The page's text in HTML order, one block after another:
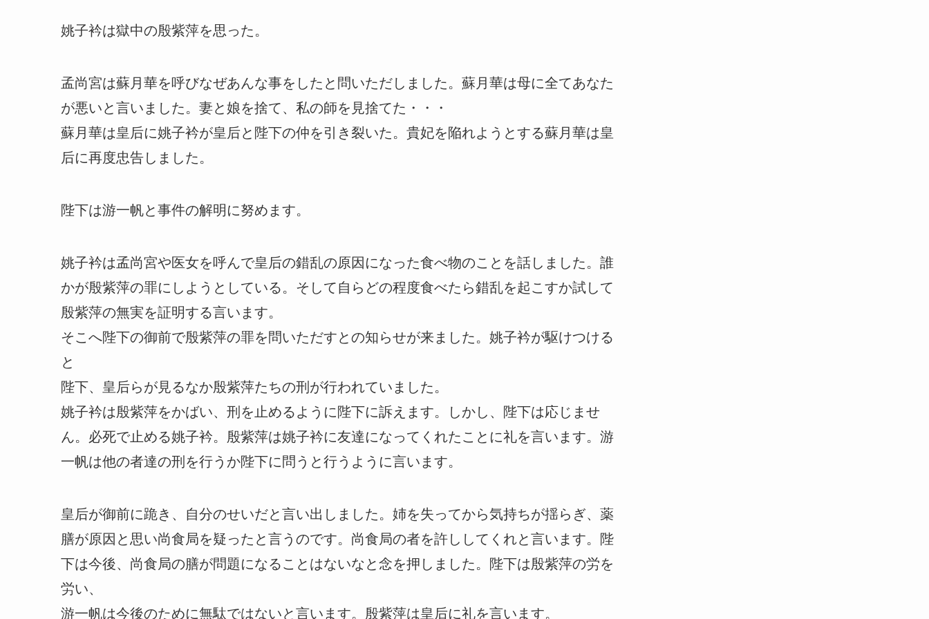
姚子衿は獄中の殷紫萍を思った。
孟尚宮は蘇月華を呼びなぜあんな事をしたと問いただしました。蘇月華は母に全てあなた
が悪いと言いました。妻と娘を捨て、私の師を見捨てた・・・
蘇月華は皇后に姚子衿が皇后と陛下の仲を引き裂いた。貴妃を陥れようとする蘇月華は皇
后に再度忠告しました。
陛下は游一帆と事件の解明に努めます。
姚子衿は孟尚宮や医女を呼んで皇后の錯乱の原因になった食べ物のことを話しました。誰
かが殷紫萍の罪にしようとしている。そして自らどの程度食べたら錯乱を起こすか試して
殷紫萍の無実を証明する言います。
そこへ陛下の御前で殷紫萍の罪を問いただすとの知らせが来ました。姚子衿が駆けつける
と
陛下、皇后らが見るなか殷紫萍たちの刑が行われていました。
姚子衿は殷紫萍をかばい、刑を止めるように陛下に訴えます。しかし、陛下は応じませ
ん。必死で止める姚子衿。殷紫萍は姚子衿に友達になってくれたことに礼を言います。游
一帆は他の者達の刑を行うか陛下に問うと行うように言います。
皇后が御前に跪き、自分のせいだと言い出しました。姉を失ってから気持ちが揺らぎ、薬
膳が原因と思い尚食局を疑ったと言うのです。尚食局の者を許ししてくれと言います。陛
下は今後、尚食局の膳が問題になることはないなと念を押しました。陛下は殷紫萍の労を
労い、
游一帆は今後のために無駄ではないと言います。殷紫萍は皇后に礼を言います。